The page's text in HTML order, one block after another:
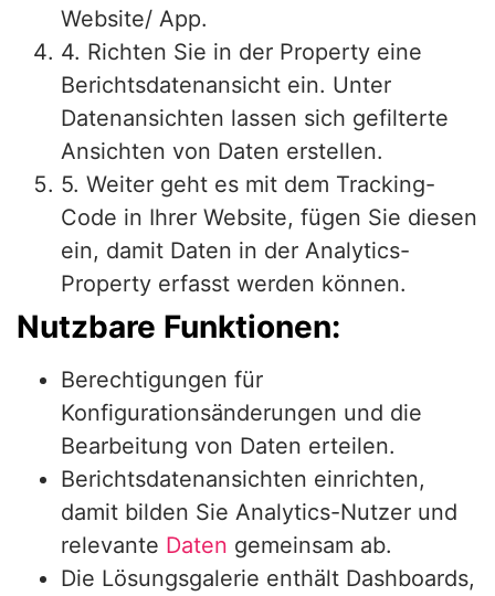
Website/ App.
4. Richten Sie in der Property eine
Berichtsdatenansicht ein. Unter
Datenansichten lassen sich gefilterte
Ansichten von Daten erstellen.
5. Weiter geht es mit dem Tracking-
Code in Ihrer Website, fügen Sie diesen
ein, damit Daten in der Analytics-
Property erfasst werden können.
Nutzbare Funktionen:
Berechtigungen für
Konfigurationsänderungen und die
Bearbeitung von Daten erteilen.
Berichtsdatenansichten einrichten,
damit bilden Sie Analytics-Nutzer und
relevante Daten gemeinsam ab.
Die Lösungsgalerie enthält Dashboards,